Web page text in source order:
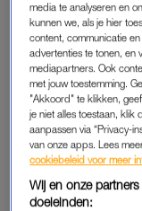
FEMKE
14-
media te analyseren en
kunnen we, als je hier
content, communicatie
advertenties te tonen, en
mediapartners. Ook
met jouw toestemming.
"Akkoord" te klikken,
je niet alles toestaan, klik
aanpassen via “Privacy-
van onze apps. Lees
cookiebeleid voor meer
Wij en onze
doeleinden: